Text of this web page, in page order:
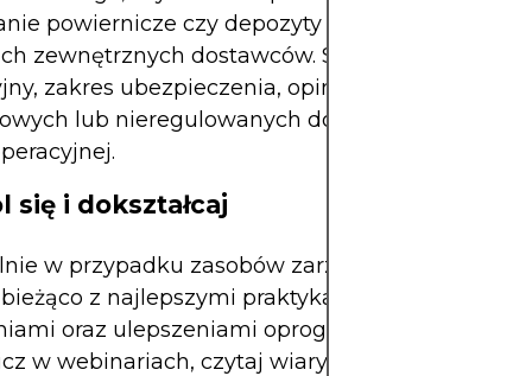
powiernicze czy depozyty w sejfach,
zewnętrznych dostawców. Sprawdź nadzór
zakres ubezpieczenia, opinie klientów i
lub nieregulowanych dostawców bez
się i dokształcaj
w przypadku zasobów zarządzanych
z najlepszymi praktykami,
oraz ulepszeniami oprogramowania lub
w webinariach, czytaj wiarygodne